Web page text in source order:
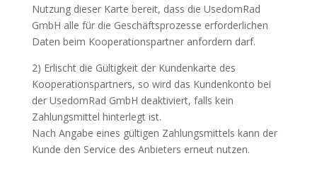
Nutzung dieser Karte bereit, dass die UsedomRad
GmbH alle für die Geschäftsprozesse erforderlichen
Daten beim Kooperationspartner anfordern darf.
2) Erlischt die Gültigkeit der Kundenkarte des
Kooperationspartners, so wird das Kundenkonto bei
der UsedomRad GmbH deaktiviert, falls kein
Zahlungsmittel hinterlegt ist.
Nach Angabe eines gültigen Zahlungsmittels kann der
Kunde den Service des Anbieters erneut nutzen.